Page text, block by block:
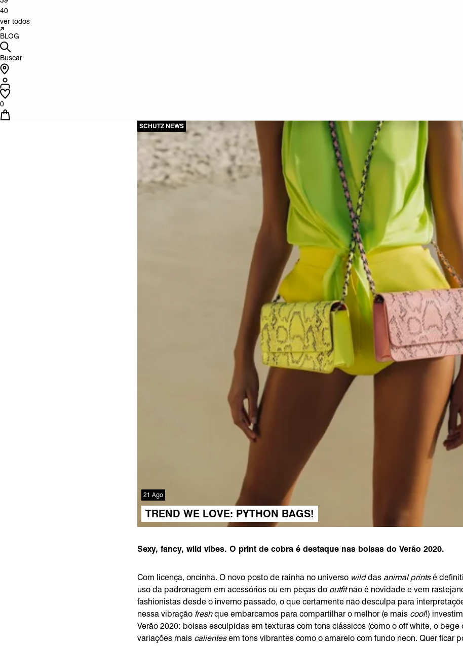
40
ver todos
BLOG
Buscar
0
21 Ago
SCHUTZ NEWS
TREND WE LOVE: PYTHON BAGS!
Sexy, fancy, wild vibes. O print de cobra é destaque nas bolsas do Verão 2020.
Com licença, oncinha. O novo posto de rainha no universo wilddas animal printsé
uso da padronagem em acessórios ou em peças do outfitnão é novidade e vem
fashionistas desde o inverno passado, o que certamente não desculpa para
nessa vibração freshque embarcamos para compartilhar o melhor (e mais cool!)
Verão 2020: bolsas esculpidas em texturas com tons clássicos (como o off white, o bege
variações mais calientesem tons vibrantes como o amarelo com fundo neon. Quer ficar